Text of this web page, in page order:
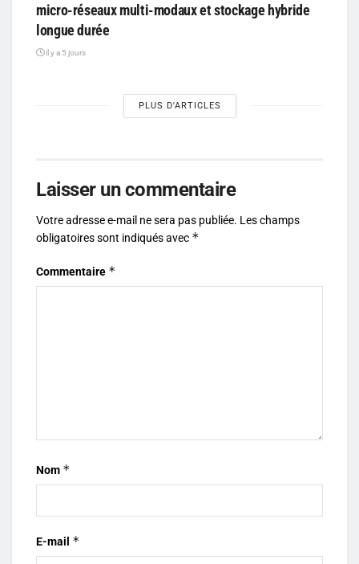
micro-réseaux multi-modaux et stockage hybride
longue durée
il y a 5 jours
PLUS D'ARTICLES
Laisser un commentaire
Votre adresse e-mail ne sera pas publiée. Les champs
obligatoires sont indiqués avec *
Commentaire *
Nom *
E-mail *